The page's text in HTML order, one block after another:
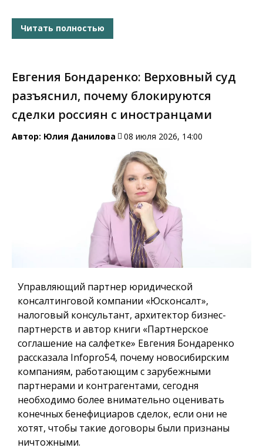
Читать полностью
Евгения Бондаренко: Верховный суд
разъяснил, почему блокируются
сделки россиян с иностранцами
Автор: Юлия Данилова 08 июля 2026, 14:00
Управляющий партнер юридической
консалтинговой компании «Юсконсалт»,
налоговый консультант, архитектор бизнес-
партнерств и автор книги «Партнерское
соглашение на салфетке» Евгения Бондаренко
рассказала Infopro54, почему новосибирским
компаниям, работающим с зарубежными
партнерами и контрагентами, сегодня
необходимо более внимательно оценивать
конечных бенефициаров сделок, если они не
хотят, чтобы такие договоры были признаны
ничтожными.